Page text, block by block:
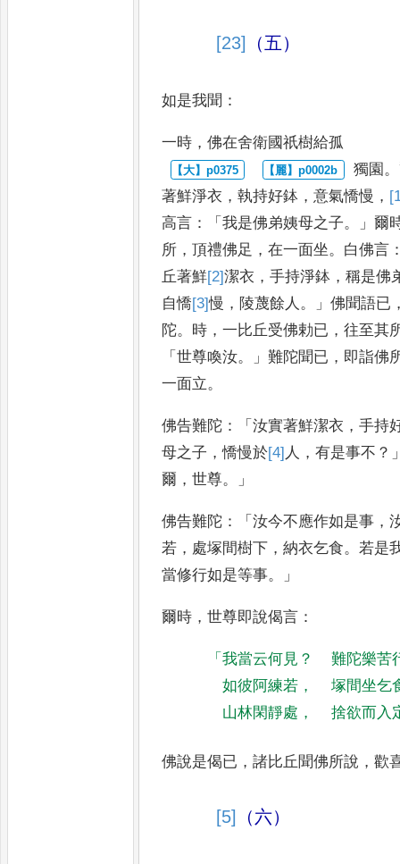
[23] （五）
如是我聞 ：
一時 ，佛在舍衛國祇樹給孤
獨園 。
著鮮淨衣 ，執持好鉢 ，意氣憍慢 ，
高言 ：「我是佛弟姨母之子。」爾
所 ，頂禮佛足 ，在一面坐。 白佛言
丘著鮮[2]潔衣 ，手持淨鉢 ，稱是佛
自憍[3]慢 ， 陵蔑餘人 。」佛聞語已
陀。 時 ，一比丘受佛勅已 ，往至其
「世尊喚汝。」難陀聞已 ， 即詣佛
一面立。
佛告難陀 ：「汝實著鮮潔衣 ，手持
母之子 ，憍慢於[4] 人 ，有是事不 ？
爾 ，世尊。」
佛告難陀 ：「汝今不應作如是事 ，
若 ， 處塚間樹下 ，納衣乞食。 若是
當修行如是等事。」
爾時 ，世尊即說偈言 ：
「我當云何見 ？
難陀樂苦
如彼阿練若 ，
塚間坐乞
山林閑靜處 ， 捨欲而入
佛說是偈已 ，諸比丘聞佛所說 ，歡
[5] （六）